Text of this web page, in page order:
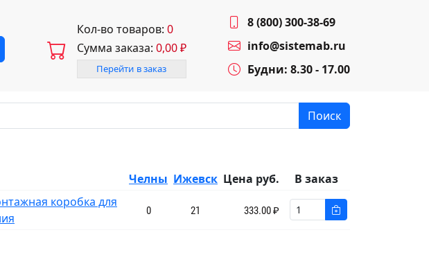
Кол-во товаров: 0
Сумма заказа: 0,00₽
Перейти в заказ
8 (800) 300-38-69
info@sistemab.ru
Будни: 8.30 - 17.00
Поиск
Челны Ижевск Цена руб. В заказ
коробка для
0 21 333.00 ₽